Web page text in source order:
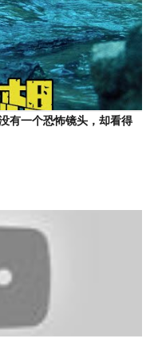
有一个恐怖镜头，却看得